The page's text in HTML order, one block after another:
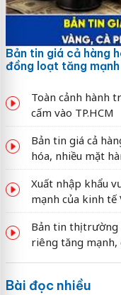
Bản tin giá cả hàng
đồng loạt tăng mạnh
Toàn cảnh hành
cấm vào TP.HCM
Bản tin giá cả
hóa, nhiều mặt
Xuất nhập khẩu
mạnh của kinh tế
Bản tin thị trường
riêng tăng mạnh,
Bài đọc nhiều